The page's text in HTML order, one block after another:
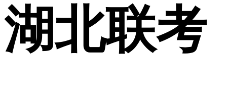
湖北联考